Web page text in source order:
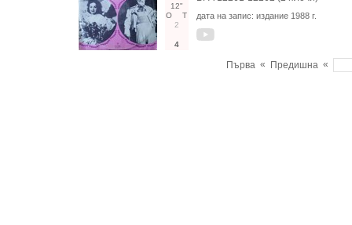
12"
О
Т
2
4
дата на запис: издание 1988 г.
Първа « Предишна «